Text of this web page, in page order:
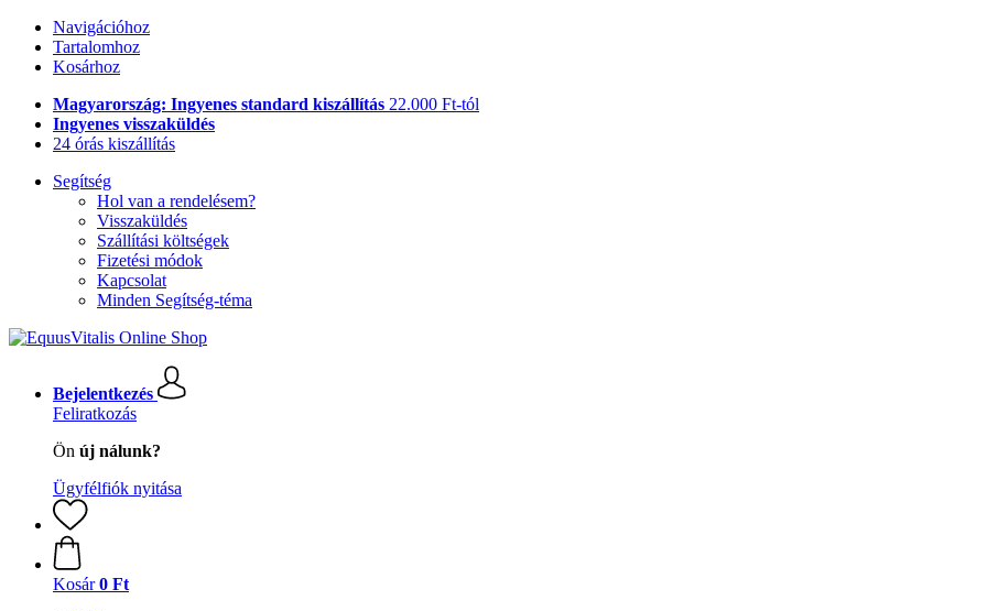
Navigációhoz
Tartalomhoz
Kosárhoz
Magyarország: Ingyenes standard kiszállítás 22.000 Ft-tól
Ingyenes visszaküldés
24 órás kiszállítás
Segítség
Hol van a rendelésem?
Visszaküldés
Szállítási költségek
Fizetési módok
Kapcsolat
Minden Segítség-téma
Bejelentkezés
Feliratkozás
Ön új nálunk?
Ügyfélfiók nyitása
Kosár 0 Ft